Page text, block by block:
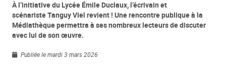
À l’initiative du Lycée Émile Duclaux, l’écrivain et
scénariste Tanguy Viel revient ! Une rencontre publique à la
Médiathèque permettra à ses nombreux lecteurs de discuter
avec lui de son œuvre.
Publiée le mardi 3 mars 2026